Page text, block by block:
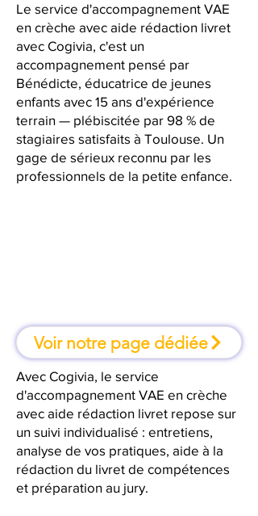
Le service d'accompagnement VAE
en crèche avec aide rédaction livret
avec Cogivia, c'est un
accompagnement pensé par
Bénédicte, éducatrice de jeunes
enfants avec 15 ans d'expérience
terrain — plébiscitée par 98 % de
stagiaires satisfaits à Toulouse. Un
gage de sérieux reconnu par les
professionnels de la petite enfance.
Voir notre page dédiée
Avec Cogivia, le service
d'accompagnement VAE en crèche
avec aide rédaction livret repose sur
un suivi individualisé : entretiens,
analyse de vos pratiques, aide à la
rédaction du livret de compétences
et préparation au jury.